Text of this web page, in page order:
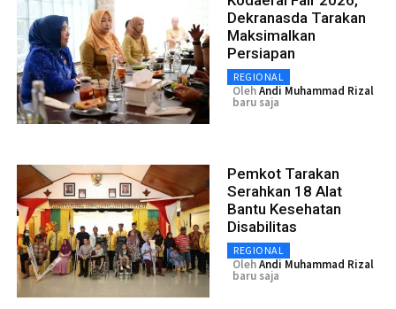
Dekranasda Tarakan
Maksimalkan
Persiapan
REGIONAL
OlehAndi Muhammad Rizal
baru saja
Pemkot Tarakan
Serahkan 18 Alat
Bantu Kesehatan
Disabilitas
REGIONAL
OlehAndi Muhammad Rizal
baru saja